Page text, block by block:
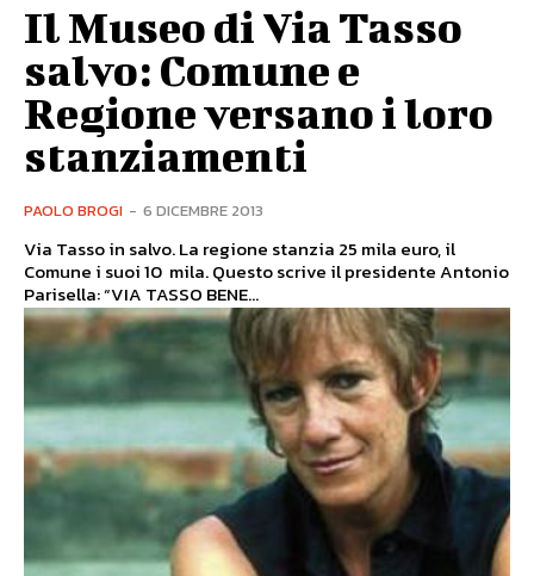
Il Museo di Via Tasso
salvo: Comune e
Regione versano i loro
stanziamenti
PAOLO BROGI - 6 DICEMBRE 2013
Via Tasso in salvo. La regione stanzia 25 mila euro, il
Comune i suoi 10 mila. Questo scrive il presidente Antonio
Parisella: “VIA TASSO BENE...